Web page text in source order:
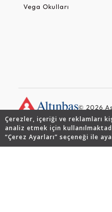
Çerezler, içeriği ve reklamları
analiz etmek için
“Çerez Ayarları” seçeneği ile
Vega Okulları
© 2026